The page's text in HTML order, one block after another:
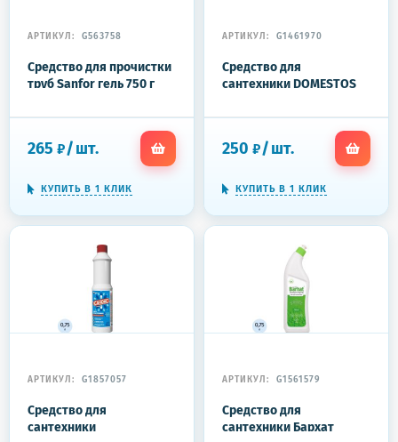
АРТИКУЛ: G563758
Средство для прочистки
труб Sanfor гель 750 г
265 ₽/шт.
КУПИТЬ В 1 КЛИК
АРТИКУЛ: G1461970
Средство для
сантехники DOMESTOS
Лимонная свежесть 1л
250 ₽/шт.
КУПИТЬ В 1 КЛИК
АРТИКУЛ: G1857057
Средство для
сантехники
АРТИКУЛ: G1561579
Средство для
сантехники Бархат